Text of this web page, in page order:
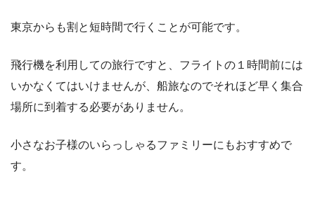
東京からも割と短時間で行くことが可能です。
飛行機を利用しての旅行ですと、フライトの１時間前には
いかなくてはいけませんが、船旅なのでそれほど早く集合
場所に到着する必要がありません。
小さなお子様のいらっしゃるファミリーにもおすすめで
す。